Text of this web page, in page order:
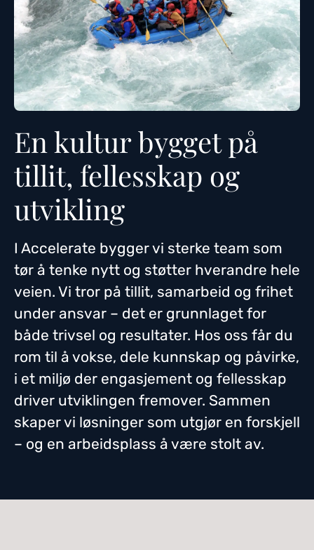
En kultur bygget på
tillit, fellesskap og
utvikling
I Accelerate bygger vi sterke team som
tør å tenke nytt og støtter hverandre hele
veien. Vi tror på tillit, samarbeid og frihet
under ansvar – det er grunnlaget for
både trivsel og resultater. Hos oss får du
rom til å vokse, dele kunnskap og påvirke,
i et miljø der engasjement og fellesskap
driver utviklingen fremover. Sammen
skaper vi løsninger som utgjør en forskjell
– og en arbeidsplass å være stolt av.